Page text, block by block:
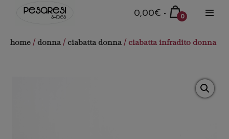
Carrello
spesa
0,00€ -
0
carrello
home/donna/ciabatta donna/ ciabatta infradito donna